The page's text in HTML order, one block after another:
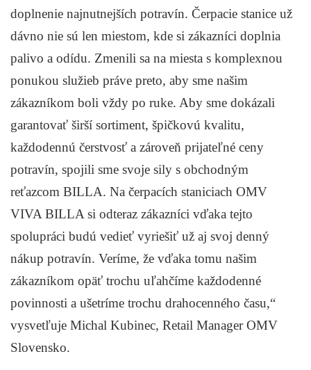
doplnenie najnutnejších potravín. Čerpacie stanice už
dávno nie sú len miestom, kde si zákazníci doplnia
palivo a odídu. Zmenili sa na miesta s komplexnou
ponukou služieb práve preto, aby sme našim
zákazníkom boli vždy po ruke. Aby sme dokázali
garantovať širší sortiment, špičkovú kvalitu,
každodennú čerstvosť a zároveň prijateľné ceny
potravín, spojili sme svoje sily s obchodným
reťazcom BILLA. Na čerpacích staniciach OMV
VIVA BILLA si odteraz zákazníci vďaka tejto
spolupráci budú vedieť vyriešiť už aj svoj denný
nákup potravín. Veríme, že vďaka tomu našim
zákazníkom opäť trochu uľahčíme každodenné
povinnosti a ušetríme trochu drahocenného času,“
vysvetľuje Michal Kubinec, Retail Manager OMV
Slovensko.